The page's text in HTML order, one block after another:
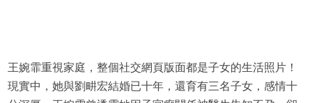
王婉霏重視家庭，整個社交網頁版面都是子女的生活照片！
現實中，她與劉畊宏結婚已十年，還育有三名子女，感情十